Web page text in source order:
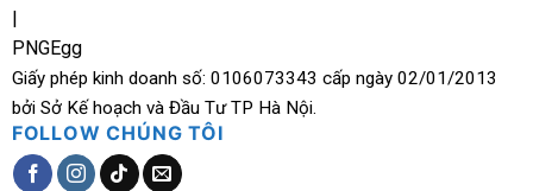
Giấy phép kinh doanh số: 0106073343 cấp ngày 02/01/2013
bởi Sở Kế hoạch và Đầu Tư TP Hà Nội.
FOLLOW CHÚNG TÔI